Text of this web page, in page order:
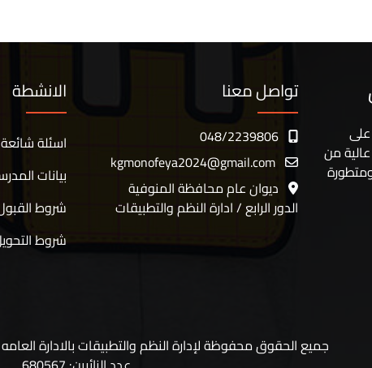
من
تواصل معنا
048/2239806
kgmonofeya2024@gmail.com
ديوان عام محافظة المنوفية
الدور الرابع / ادارة النظم والتطبيقات
الانشطة
اسئلة شائعة
بيانات
شروط
شروط
جميع الحقوق محفوظة لإدارة النظم والتطبيقات بالادارة